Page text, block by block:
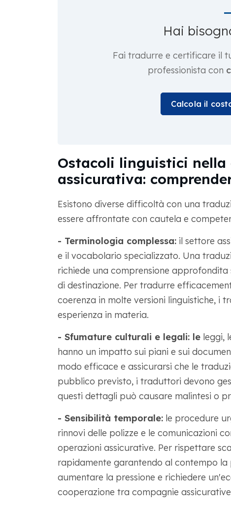
Hai
Fai tradurre e certificare il
professionista con
Calcola il
Ostacoli linguistici nella
assicurativa:
Esistono diverse difficoltà con una
essere affrontate con cautela e
- Terminologia complessa:il settore
e il vocabolario specializzato. Una
richiede una comprensione
di destinazione. Per tradurre
coerenza in molte versioni linguistiche, i
esperienza in materia.
- Sfumature culturali e legali: leleggi,
hanno un impatto sui piani e sui
modo efficace e assicurarsi che le
pubblico previsto, i traduttori devono
questi dettagli può causare malintesi o
- Sensibilità temporale:le procedure
rinnovi delle polizze e le comunicazioni
operazioni assicurative. Per rispettare
rapidamente garantendo al contempo
aumentare la pressione e richiedere
cooperazione tra compagnie